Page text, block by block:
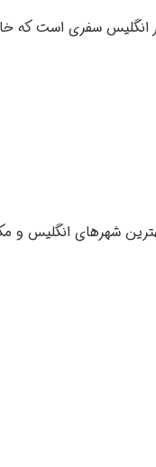
انگلیس سفری است که
شهرهای انگلیس و